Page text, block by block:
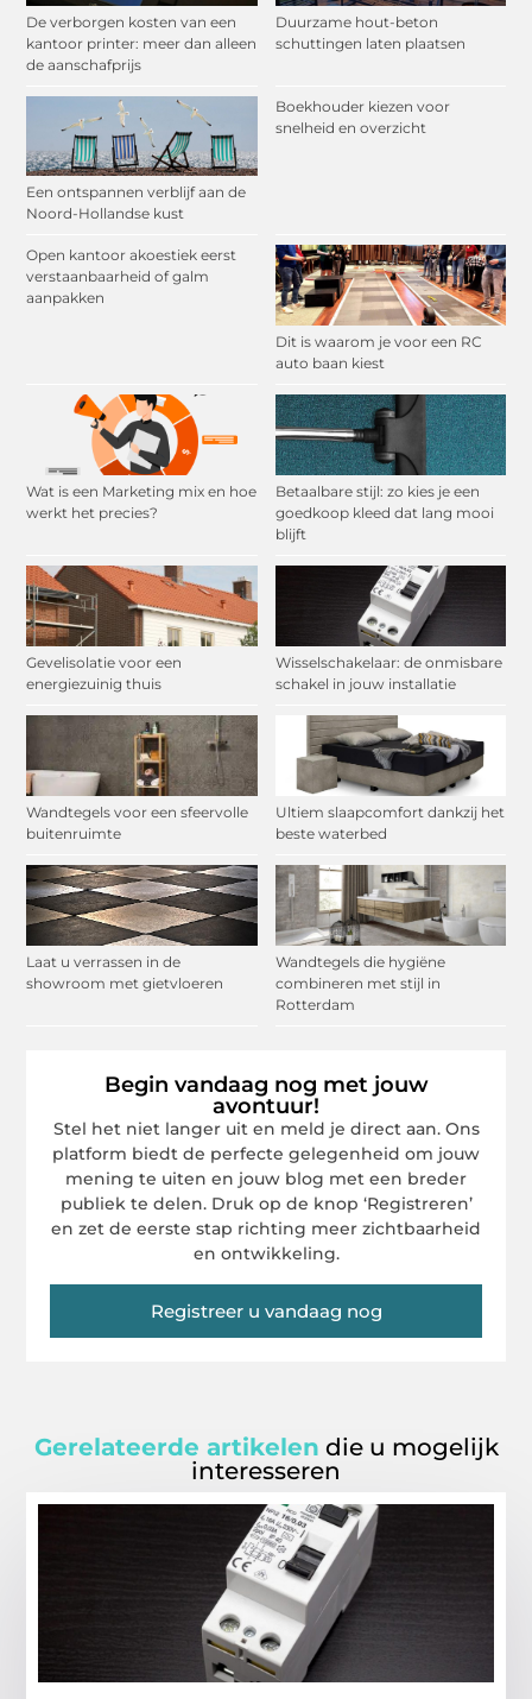
De verborgen kosten van een
kantoor printer: meer dan alleen
de aanschafprijs
Duurzame hout-beton
schuttingen laten plaatsen
Een ontspannen verblijf aan de
Noord-Hollandse kust
Boekhouder kiezen voor
snelheid en overzicht
Open kantoor akoestiek eerst
verstaanbaarheid of galm
aanpakken
Dit is waarom je voor een RC
auto baan kiest
Wat is een Marketing mix en hoe
werkt het precies?
Betaalbare stijl: zo kies je een
goedkoop kleed dat lang mooi
blijft
Gevelisolatie voor een
energiezuinig thuis
Wisselschakelaar: de onmisbare
schakel in jouw installatie
Wandtegels voor een sfeervolle
buitenruimte
Ultiem slaapcomfort dankzij het
beste waterbed
Laat u verrassen in de
showroom met gietvloeren
Wandtegels die hygiëne
combineren met stijl in
Rotterdam
Begin vandaag nog met jouw
avontuur!
Stel het niet langer uit en meld je direct aan. Ons
platform biedt de perfecte gelegenheid om jouw
mening te uiten en jouw blog met een breder
publiek te delen. Druk op de knop ‘Registreren’
en zet de eerste stap richting meer zichtbaarheid
en ontwikkeling.
Registreer u vandaag nog
Gerelateerde artikelen die u mogelijk
interesseren